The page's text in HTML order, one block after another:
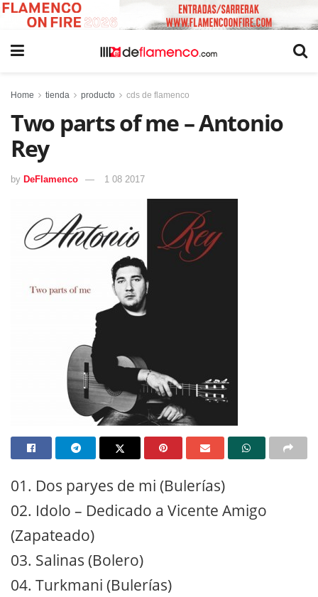
Home tienda producto cds de flamenco
Two parts of me – Antonio
Rey
by DeFlamenco 1 08 2017
01. Dos paryes de mi (Bulerías)
02. Idolo – Dedicado a Vicente Amigo
(Zapateado)
03. Salinas (Bolero)
04. Turkmani (Bulerías)